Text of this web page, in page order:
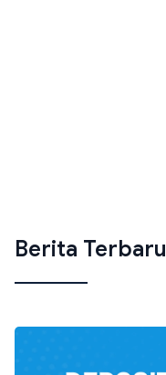
Berita Terbaru